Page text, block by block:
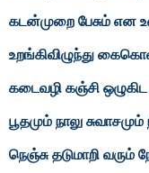
கடன்முறை பேசும் என
உறங்கிவிழுந்து
கடைவழி கஞ்சி
பூதமும் நாலு சுவாசமும்
நெஞ்சு தடுமாறி வரும்